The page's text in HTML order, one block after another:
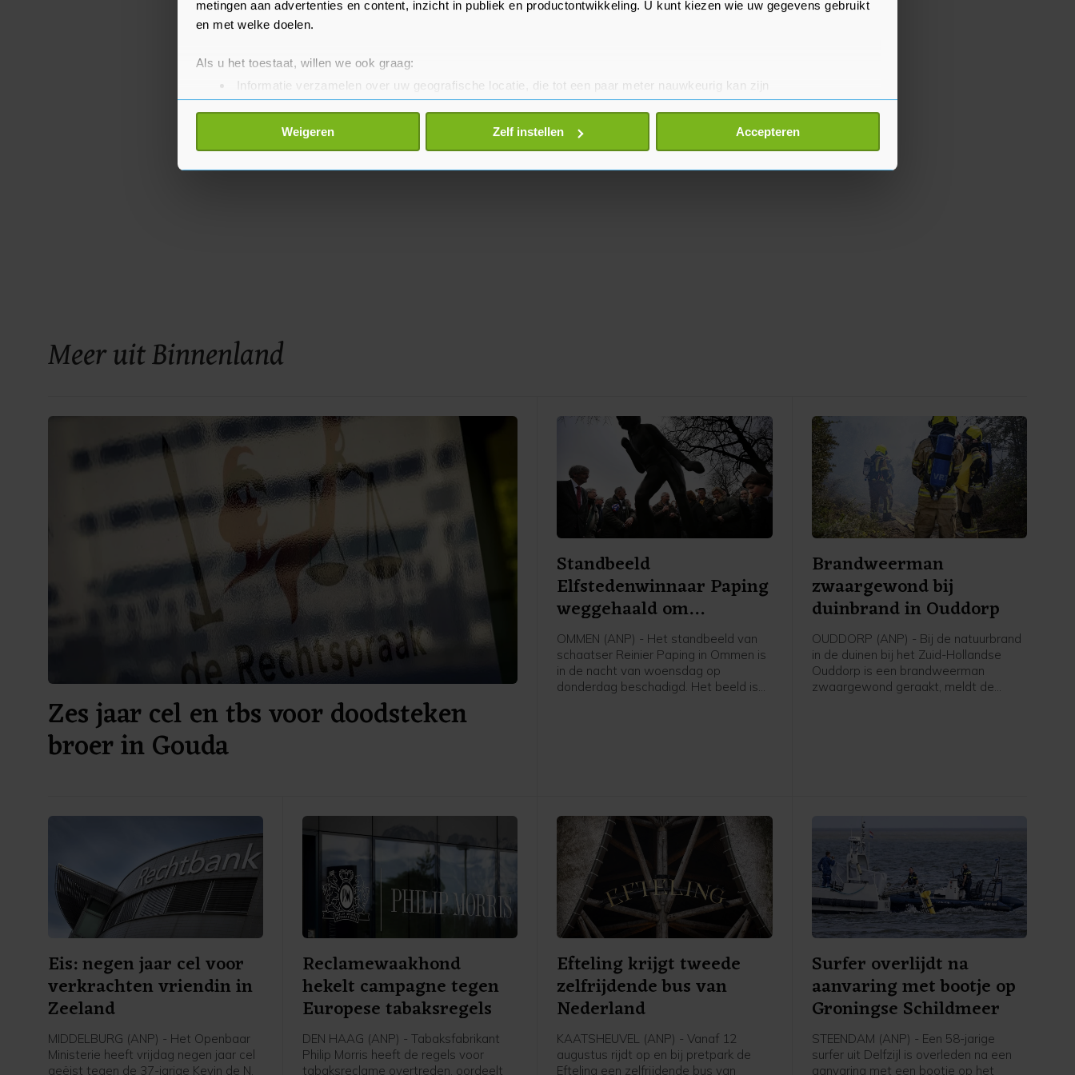
metingen aan advertenties en content, inzicht in publiek en productontwikkeling. U kunt kiezen wie uw gegevens gebruikt
en met welke doelen.
Als u het toestaat, willen we ook graag:
Informatie verzamelen over uw geografische locatie, die tot een paar meter nauwkeurig kan zijn
Uw apparaat identificeren door het actief te scannen op specifieke eigenschappen (fingerprinting)
Lees meer over hoe uw persoonlijke gegevens worden verwerkt en stel uw voorkeuren in het
detailgedeelte
toestemming op elk moment wijzigen of intrekken in de Cookieverklaring.
Weigeren Zelf instellen Accepteren
Meer uit Binnenland
Zes jaar cel en tbs voor doodsteken
broer in Gouda
Standbeeld
Elfstedenwinnaar Paping
weggehaald om
beschadigingen
OMMEN (ANP) - Het standbeeld van
schaatser Reinier Paping in Ommen is
in de nacht van woensdag op
donderdag beschadigd. Het beeld is
Brandweerman
zwaargewond bij
duinbrand in Ouddorp
OUDDORP (ANP) - Bij de natuurbrand
in de duinen bij het Zuid-Hollandse
Ouddorp is een brandweerman
zwaargewond geraakt, meldt de
Eis: negen jaar cel voor
verkrachten vriendin in
Zeeland
MIDDELBURG (ANP) - Het Openbaar
Ministerie heeft vrijdag negen jaar cel
geëist tegen de 37-jarige Kevin de N.
Reclamewaakhond
hekelt campagne tegen
Europese tabaksregels
DEN HAAG (ANP) - Tabaksfabrikant
Philip Morris heeft de regels voor
tabaksreclame overtreden, oordeelt
Efteling krijgt tweede
zelfrijdende bus van
Nederland
KAATSHEUVEL (ANP) - Vanaf 12
augustus rijdt op en bij pretpark de
Efteling een zelfrijdende bus van
Surfer overlijdt na
aanvaring met bootje op
Groningse Schildmeer
STEENDAM (ANP) - Een 58-jarige
surfer uit Delfzijl is overleden na een
aanvaring met een bootje op het